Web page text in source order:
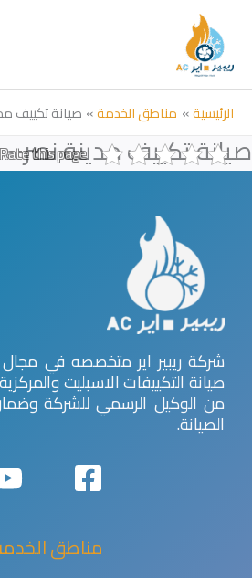
المحتوى
الرئيسية مناطق الخدمة صيانة تكييف
صيانة تكييف مدينة نصر
Rate this page
شركة ريبير اير متخصصه في مجال
صيانة التكييفات الاسبليت
من الوكيل الرسمي للشركة
الصيانة.
مناطق